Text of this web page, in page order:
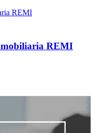
REMI
REMI